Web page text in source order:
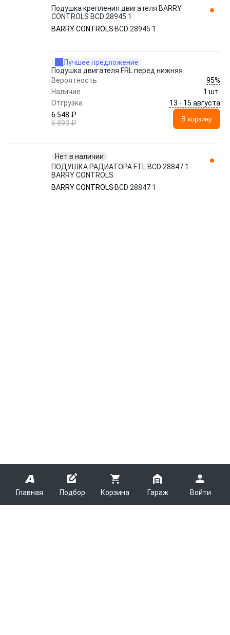
Главная Подбор Корзина Гараж Войти
Подушка крепления двигателя BARRY
CONTROLS BCD 28945 1
BARRY CONTROLS BCD 28945 1
Лучшее предложение
Подушка двигателя FRL перед нижняя
Вероятность
95%
Наличие
1 шт.
Отгрузка
13 - 15 августа
6 548 ₽
6 893 ₽
В корзину
Нет в наличии
ПОДУШКА РАДИАТОРА FTL BCD 28847 1
BARRY CONTROLS
BARRY CONTROLS BCD 28847 1